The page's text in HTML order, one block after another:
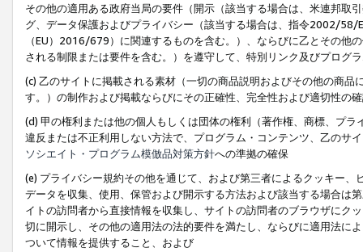
その他の適用ある政府当局の要件（開示（該当する場合は、米連邦取
グ、データ保護およびプライバシー（該当する場合は、指令2002/58/
（EU）2016/679）に関連するものを含む。）、ならびに乙とその他
される制限または要件を含む。）を遵守して、特別リンク及びプログ
(c) 乙のサイトに掲載される素材（一切の商品説明およびその他の商
す。）の制作および掲載ならびにその正確性、完全性および適切性の
(d) 甲の権利または他の個人もしくは団体の権利（著作権、商標、プ
違反または不正利用しない方法で、プログラム・コンテンツ、乙のサ
ソシエイト・プログラム模倣品対策方針への準拠の確保
(e) プライバシー規約その他を通じて、および第三者によるクッキー
データを収集、使用、保管および開示する方法および該当する場合は
イトの訪問者から直接情報を収集し、サイトの訪問者のブラウザにク
切に開示し、その他の適用法の法的要件を満たし、ならびに適用法に
ついて情報を提供すること、および